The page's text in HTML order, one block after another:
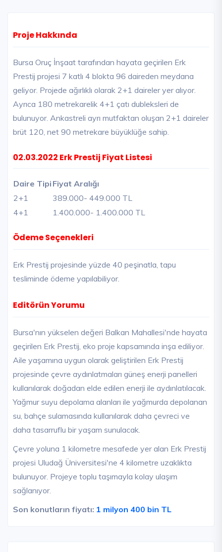
Proje Hakkında
Bursa Oruç İnşaat tarafından hayata geçirilen Erk
Prestij projesi 7 katlı 4 blokta 96 daireden meydana
geliyor. Projede ağırlıklı olarak 2+1 daireler yer alıyor.
Ayrıca 180 metrekarelik 4+1 çatı dubleksleri de
bulunuyor. Ankastreli ayrı mutfaktan oluşan 2+1 daireler
brüt 120, net 90 metrekare büyüklüğe sahip.
02.03.2022 Erk Prestij Fiyat Listesi
Daire Tipi Fiyat Aralığı
2+1
389.000- 449.000 TL
4+1
1.400.000- 1.400.000 TL
Ödeme Seçenekleri
Erk Prestij projesinde yüzde 40 peşinatla, tapu
tesliminde ödeme yapılabiliyor.
Editörün Yorumu
Bursa'nın yükselen değeri Balkan Mahallesi'nde hayata
geçirilen Erk Prestij, eko proje kapsamında inşa ediliyor.
Aile yaşamına uygun olarak geliştirilen Erk Prestij
projesinde çevre aydınlatmaları güneş enerji panelleri
kullanılarak doğadan elde edilen enerji ile aydınlatılacak.
Yağmur suyu depolama alanları ile yağmurda depolanan
su, bahçe sulamasında kullanılarak daha çevreci ve
daha tasarruflu bir yaşam sunulacak.
Çevre yoluna 1 kilometre mesafede yer alan Erk Prestij
projesi Uludağ Üniversitesi'ne 4 kilometre uzaklıkta
bulunuyor. Projeye toplu taşımayla kolay ulaşım
sağlanıyor.
Son konutların fiyatı: 1 milyon 400 bin TL